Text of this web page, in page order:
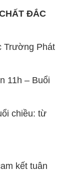
ĐẮC
Trường Phát
11h – Buổi
chiều: từ
kết tuân